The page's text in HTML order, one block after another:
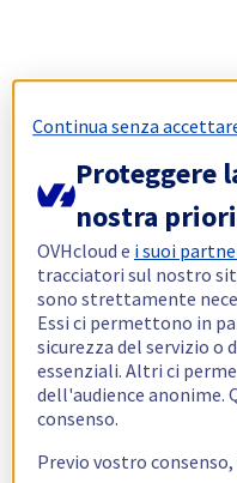
Continua senza
Proteggere
nostra
OVHcloud e i suoi
tracciatori sul nostro
sono strettamente
Essi ci permettono in
sicurezza del servizio o
essenziali. Altri ci
dell'audience anonime.
consenso.
Previo vostro